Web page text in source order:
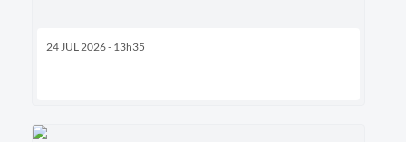
24 JUL 2026 - 13h35